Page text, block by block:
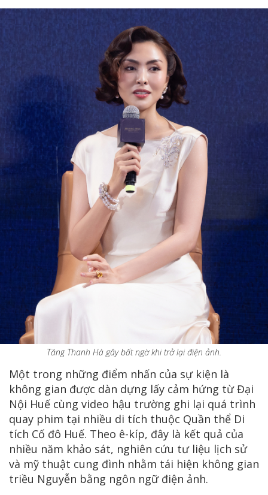
Tăng Thanh Hà gây bất ngờ khi trở lại điện ảnh.
Một trong những điểm nhấn của sự kiện là
không gian được dàn dựng lấy cảm hứng từ Đại
Nội Huế cùng video hậu trường ghi lại quá trình
quay phim tại nhiều di tích thuộc Quần thể Di
tích Cố đô Huế. Theo ê-kíp, đây là kết quả của
nhiều năm khảo sát, nghiên cứu tư liệu lịch sử
và mỹ thuật cung đình nhằm tái hiện không gian
triều Nguyễn bằng ngôn ngữ điện ảnh.